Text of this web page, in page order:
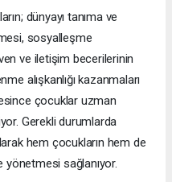
dünyayı tanıma ve
sosyalleşme
ve iletişim becerilerinin
alışkanlığı kazanmaları
çocuklar uzman
Gerekli durumlarda
hem çocukların hem de
yönetmesi sağlanıyor.